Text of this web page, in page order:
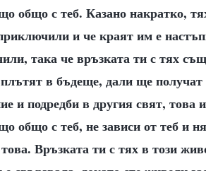
общо с теб. Казано накратко,
и че краят им е
така че връзката ти с тях
в бъдеще, дали ще
и подредби в другия свят,
общо с теб, не зависи от теб и
това. Връзката ти с тях в този